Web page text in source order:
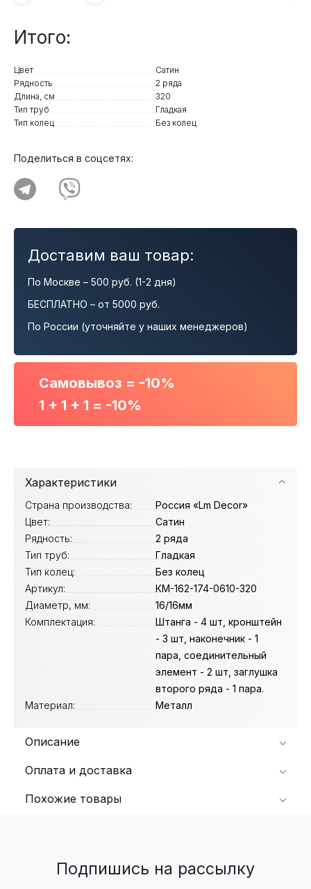
Итого:
Цвет
Сатин
Рядность
2 ряда
Длина, см
320
Тип труб
Гладкая
Тип колец
Без колец
Поделиться в соцсетях:
Доставим ваш товар:
По Москве – 500 руб. (1-2 дня)
БЕСПЛАТНО – от 5000 руб.
По России (уточняйте у наших менеджеров)
Самовывоз = -10%
1 + 1 + 1 = -10%
Характеристики
Страна производства:
Россия «Lm Decor»
Цвет:
Сатин
Рядность:
2 ряда
Тип труб:
Гладкая
Тип колец:
Без колец
Артикул:
КМ-162-174-0610-320
Диаметр, мм:
16/16мм
Комплектация:
Штанга - 4 шт, кронштейн
- 3 шт, наконечник - 1
пара, соединительный
элемент - 2 шт, заглушка
второго ряда - 1 пара.
Материал:
Металл
Описание
Оплата и доставка
Похожие товары
Подпишись на рассылку